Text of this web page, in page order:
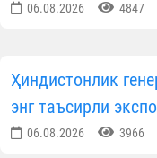
06.08.2026 4847
Ҳиндистонлик
энг таъсирли
06.08.2026 3966